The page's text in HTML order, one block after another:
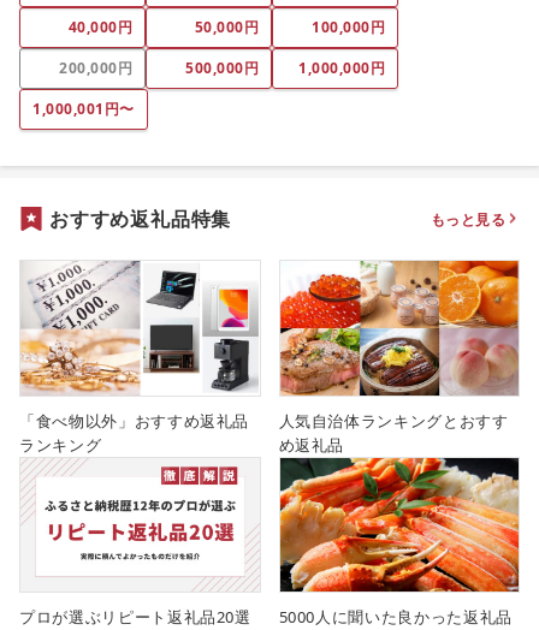
40,000円
50,000円
100,000円
200,000円
500,000円
1,000,000円
1,000,001円〜
おすすめ返礼品特集 もっと見る
「食べ物以外」おすすめ返礼品
ランキング
人気自治体ランキングとおすす
め返礼品
プロが選ぶリピート返礼品20選 5000人に聞いた良かった返礼品